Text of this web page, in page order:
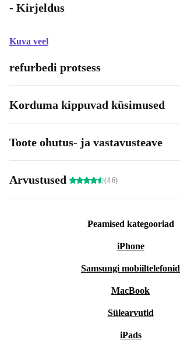
- Kirjeldus
Kuva veel
refurbedi protsess
Korduma kippuvad küsimused
Toote ohutus- ja vastavusteave
Arvustused (4.6)
Peamised kategooriad
iPhone
Samsungi mobiiltelefonid
MacBook
Sülearvutid
iPads